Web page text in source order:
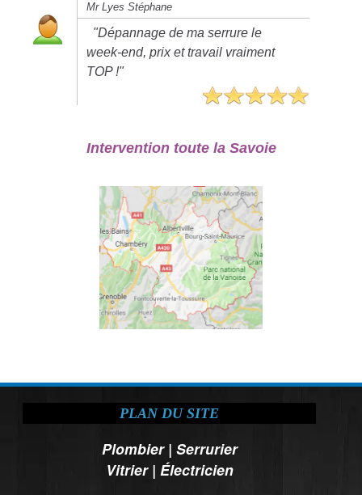
Mr Lyes Stéphane
"Dépannage de ma serrure le
week-end, prix et travail vraiment
TOP !"
Intervention toute la Savoie
PLAN DU SITE
Plombier| Serrurier
Vitrier| Électricien